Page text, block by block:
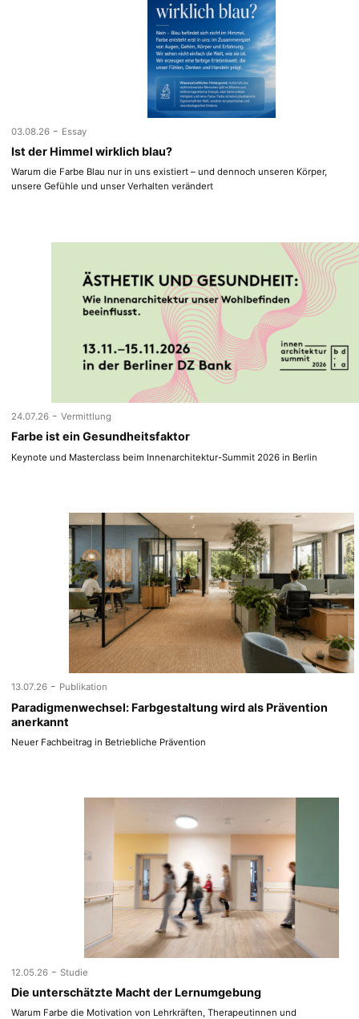
03.08.26 - Essay
Ist der Himmel wirklich blau?
Warum die Farbe Blau nur in uns existiert – und dennoch unseren Körper,
unsere Gefühle und unser Verhalten verändert
24.07.26 - Vermittlung
Farbe ist ein Gesundheitsfaktor
Keynote und Masterclass beim Innenarchitektur-Summit 2026 in Berlin
13.07.26 - Publikation
Paradigmenwechsel: Farbgestaltung wird als Prävention
anerkannt
Neuer Fachbeitrag in Betriebliche Prävention
12.05.26 - Studie
Die unterschätzte Macht der Lernumgebung
Warum Farbe die Motivation von Lehrkräften, Therapeutinnen und